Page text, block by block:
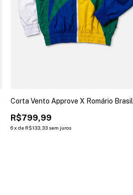
Corta Vento Approve X Romário Brasil
R$799,99
6x de R$133,33 sem juros